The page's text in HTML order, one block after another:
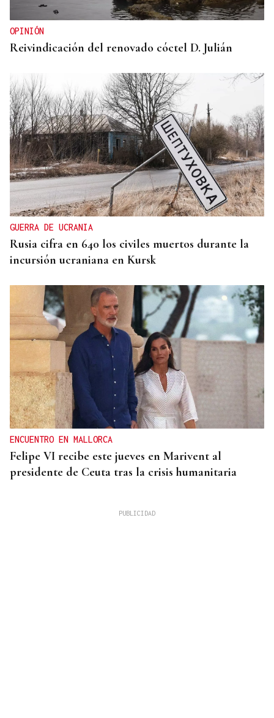
guardado del armario de las que más saben
OPINIÓN
Reivindicación del renovado cóctel D. Julián
GUERRA DE UCRANIA
Rusia cifra en 640 los civiles muertos durante la
incursión ucraniana en Kursk
ENCUENTRO EN MALLORCA
Felipe VI recibe este jueves en Marivent al
presidente de Ceuta tras la crisis humanitaria